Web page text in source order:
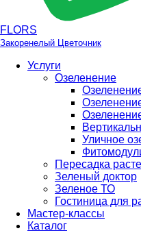
FLORS
Закоренелый Цветочник
Услуги
Озеленение
Уличное
Пересадка
Зеленый доктор
Зеленое ТО
Гостиница для
Мастер-классы
Каталог